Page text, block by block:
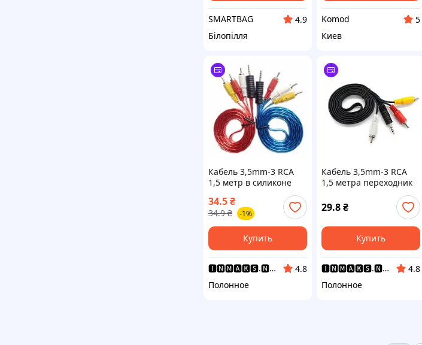
SMARTBAG
4.9
Білопілля
Komod
5
Киев
Кабель 3,5mm-3 RCA
1,5 метр в силиконе
34.5₴
34.9 ₴ -1%
Купить
🅸🅽🅼🅰🅺🆂.🅽🅴🆃 Интернет Магазин
4.8
Полонное
Кабель 3,5mm-3 RCA
1,5 метра переходник
29.8₴
Купить
🅸🅽🅼🅰🅺🆂.🅽🅴🆃 Интернет Магазин
4.8
Полонное